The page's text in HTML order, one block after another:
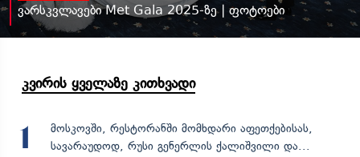
ვარსკვლავები Met Gala 2025-ზე | ფოტოები
კვირის ყველაზე კითხვადი
1
მოსკოვში, რესტორანში მომხდარი აფეთქებისას,
სავარაუდოდ, რუსი გენერლის ქალიშვილი და...